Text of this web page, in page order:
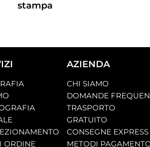
stampa
ORDINE
AZIENDA
CHI SIAMO
DOMANDE
TRASPORTO
GRATUITO
CONSEGNE EXPRESS
METODI